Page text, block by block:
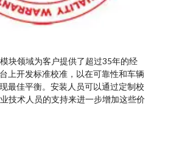
块领域为客户提供了超过35年的经
上开发标准校准，以在可靠性和车辆
最佳平衡。安装人员可以通过定制校
技术人员的支持来进一步增加这些价